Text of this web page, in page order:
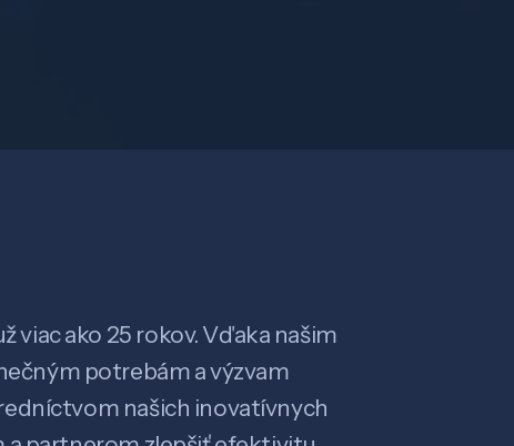
viac ako 25 rokov. Vďaka našim
potrebám a výzvam
našich inovatívnych